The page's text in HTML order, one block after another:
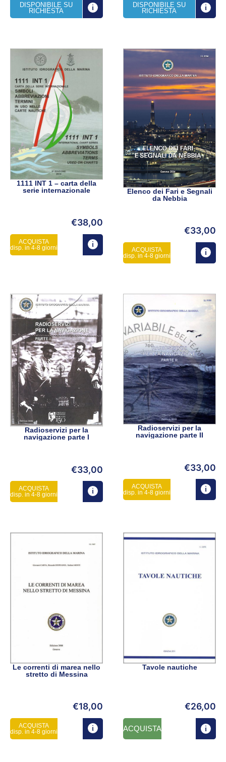
DISPONIBILE SU
RICHIESTA
DISPONIBILE SU
RICHIESTA
1111 INT 1 – carta della
serie internazionale
€38,00
ACQUISTA
disp. in 4-8 giorni
Elenco dei Fari e Segnali
da Nebbia
€33,00
ACQUISTA
disp. in 4-8 giorni
Radioservizi per la
navigazione parte I
€33,00
ACQUISTA
disp. in 4-8 giorni
Radioservizi per la
navigazione parte II
€33,00
ACQUISTA
disp. in 4-8 giorni
Le correnti di marea nello
stretto di Messina
€18,00
ACQUISTA
disp. in 4-8 giorni
Tavole nautiche
€26,00
ACQUISTA